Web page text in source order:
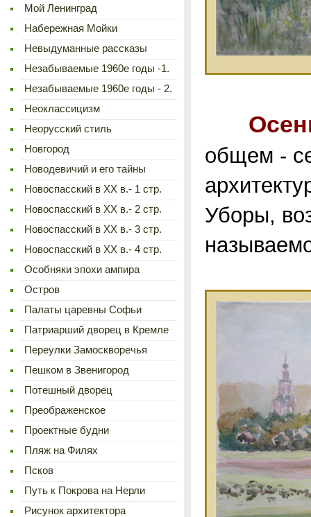
Мой Ленинград
Набережная Мойки
Невыдуманные рассказы
Незабываемые 1960е годы -1.
Незабываемые 1960е годы - 2.
Неоклассицизм
Неорусский стиль
Новгород
Новодевичий и его тайны
Новоспасский в XX в.- 1 стр.
Новоспасский в XX в.- 2 стр.
Новоспасский в XX в.- 3 стр.
Новоспасский в XX в.- 4 стр.
Особняки эпохи ампира
Остров
Палаты царевны Софьи
Патриарший дворец в Кремле
Переулки Замоскворечья
Пешком в Звенигород
Потешный дворец
Преображенское
Проектные будни
Пляж на Филях
Псков
Путь к Покрова на Нерли
Рисунок архитектора
общем -
Уборы,